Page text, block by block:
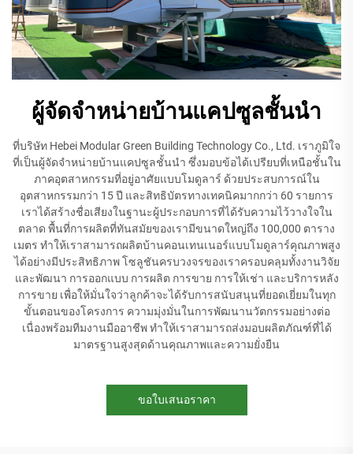
ผู้จัดจำหน่ายบ้านแคปซูลชั้นนำ
ที่บริษัท Hebei Modular Green Building Technology Co., Ltd. เราภูมิใจ
ที่เป็นผู้จัดจำหน่ายบ้านแคปซูลชั้นนำ ซึ่งมอบข้อได้เปรียบที่เหนือชั้นใน
ภาคอุตสาหกรรมที่อยู่อาศัยแบบโมดูลาร์ ด้วยประสบการณ์ใน
อุตสาหกรรมกว่า 15 ปี และสิทธิบัตรทางเทคนิคมากกว่า 60 รายการ
เราได้สร้างชื่อเสียงในฐานะผู้ประกอบการที่ได้รับความไว้วางใจใน
ตลาด พื้นที่การผลิตที่ทันสมัยของเรามีขนาดใหญ่ถึง 100,000 ตาราง
เมตร ทำให้เราสามารถผลิตบ้านคอนเทนเนอร์แบบโมดูลาร์คุณภาพสูง
ได้อย่างมีประสิทธิภาพ โซลูชันครบวงจรของเราครอบคลุมทั้งงานวิจัย
และพัฒนา การออกแบบ การผลิต การขาย การให้เช่า และบริการหลัง
การขาย เพื่อให้มั่นใจว่าลูกค้าจะได้รับการสนับสนุนที่ยอดเยี่ยมในทุก
ขั้นตอนของโครงการ ความมุ่งมั่นในการพัฒนานวัตกรรมอย่างต่อ
เนื่องพร้อมทีมงานมืออาชีพ ทำให้เราสามารถส่งมอบผลิตภัณฑ์ที่ได้
มาตรฐานสูงสุดด้านคุณภาพและความยั่งยืน
ขอใบเสนอราคา